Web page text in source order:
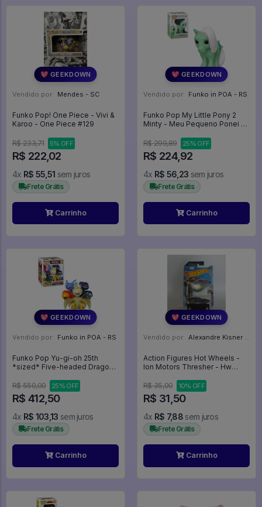
💖 GEEKDOWN
Vendido por: Mendes - SC
Funko Pop! One Piece - Vivi &
Karoo - One Piece #129
R$ 233,71 5% OFF
R$ 222,02
4x R$ 55,51 sem juros
Frete Grátis
Carrinho
💖 GEEKDOWN
Vendido por: Funko in POA - RS
Funko Pop My Little Pony 2
Minty - Meu Pequeno Ponei -
R$ 299,89
25% OFF
R$ 224,92
4x R$ 56,23 sem juros
Frete Grátis
Carrinho
💖 GEEKDOWN
Vendido por: Funko in POA - RS
Funko Pop Yu-gi-oh 25th
*sized* Five-headed Dragon
Animation #1230
R$ 550,00 25% OFF
R$ 412,50
4x R$ 103,13 sem juros
Frete Grátis
Carrinho
💖 GEEKDOWN
Vendido por: Alexandre Kisner - PR
Action Figures Hot Wheels -
Ion Motors Thresher - Hw
Furious Spy Racers - Velozes
E Furiosos
R$ 35,00 10% OFF
R$ 31,50
4x R$ 7,88 sem juros
Frete Grátis
Carrinho